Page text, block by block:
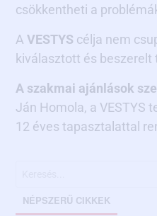
csökkentheti a
A VESTYS célja nem
kiválasztott és
A szakmai ajánlások
Ján Homola, a VESTYS
12 éves tapasztalattal
NÉPSZERŰ CIKKEK